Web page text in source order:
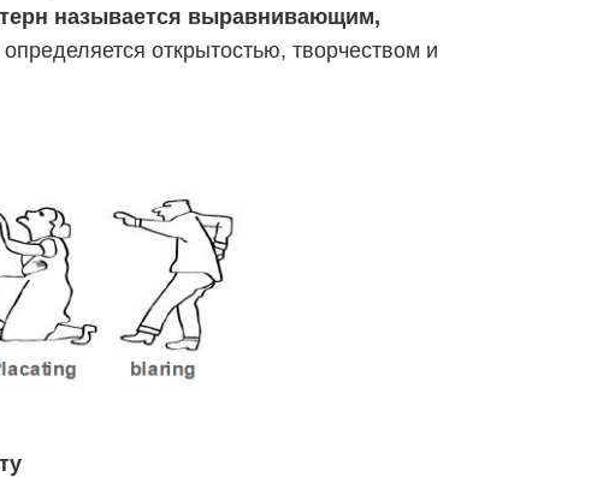
называется выравнивающим,
определяется открытостью, творчеством и